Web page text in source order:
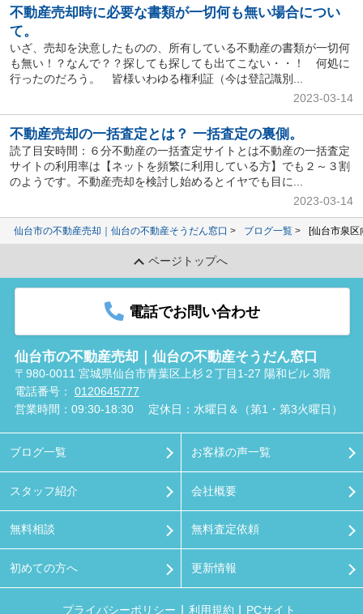
不動産売却時に必要な書類が一切何も無い場合につい
て。
いざ、売却を決意したものの、所有している不動産の書類が一切何
も無い！？なんで？？探しても探しても出てこない・・！ 何処に
行ったのだろう。 皆様いわゆる権利証（今は登記識別...
2023-03-14
不動産売却の一括査定とは？ 一括査定の裏側。
読了目安時間：６分不動産の一括査定サイトとは不動産の一括査定
サイトの利用率は【ネットを頻繁に利用している方】でも２～３割
のようです。不動産売却を検討し始めるとイヤでも目に...
2023-03-14
仙台市の不動産売却｜仙台の不動産そうだん窓口 ブログ一覧 [仙台市泉区
ページトップへ
電話でお問い合わせ
仙台市の不動産売却｜仙台の不動産そうだん窓口
〒980-0011 宮城県仙台市青葉区上杉２丁目1-27 陽和ビル 3階
電話番号： 0120645777
営業時間：09:30-18:30
定休日：水曜日＆（第1・第3火曜日）
ブログ一覧
スタッフ紹介
無料相談
初めての方へ
お客様の声一覧
会社概要
無料査定依頼
更新情報
プライバシーポリシー 利用規約 PCサイト